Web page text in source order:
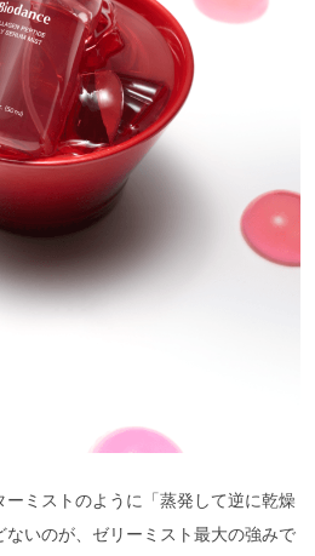
ミストのように「蒸発して逆に乾燥
いのが、ゼリーミスト最大の強みで